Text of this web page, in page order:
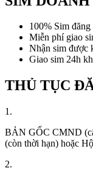
100% Sim
Miễn phí giao
Nhận sim được
Giao sim 24h
THỦ TỤC
1.
BẢN GỐC CMND
(còn thời hạn) hoặc
2.